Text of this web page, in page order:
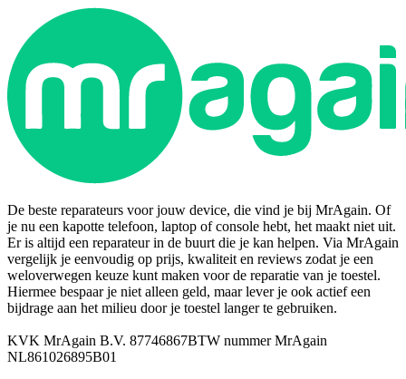
De beste reparateurs voor jouw device, die vind je bij MrAgain. Of
je nu een kapotte telefoon, laptop of console hebt, het maakt niet uit.
Er is altijd een reparateur in de buurt die je kan helpen. Via MrAgain
vergelijk je eenvoudig op prijs, kwaliteit en reviews zodat je een
weloverwegen keuze kunt maken voor de reparatie van je toestel.
Hiermee bespaar je niet alleen geld, maar lever je ook actief een
bijdrage aan het milieu door je toestel langer te gebruiken.
KVK MrAgain B.V. 87746867BTW nummer MrAgain
NL861026895B01